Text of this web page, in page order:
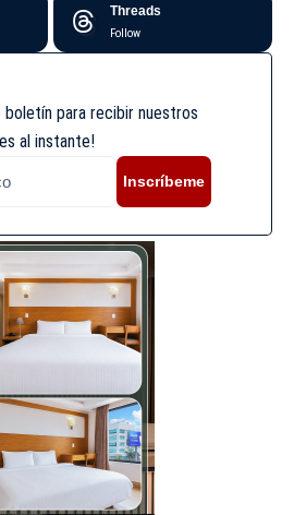
Threads
Follow
boletín para recibir nuestros
al instante!
Inscríbeme